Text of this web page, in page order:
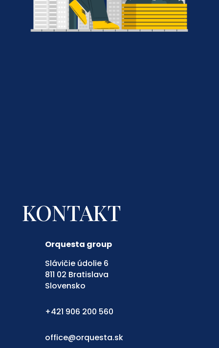
KONTAKT
Orquesta group
Slávičie údolie 6
811 02 Bratislava
Slovensko
+421 906 200 560
office@orquesta.sk